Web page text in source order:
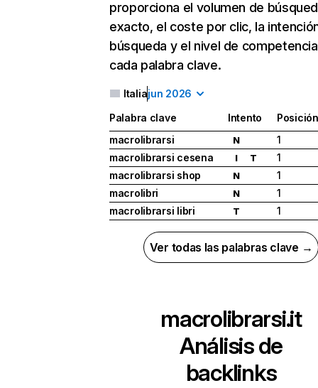
proporciona el volumen de
exacto, el coste por clic, la
búsqueda y el nivel de
cada palabra clave.
Italiajun 2026
Palabra clave Intento
Posición
macrolibrarsi
N
1
macrolibrarsi cesena
I T
1
macrolibrarsi shop
N
1
macrolibri
N
1
macrolibrarsi libri
T 1
Ver todas las palabras clave →
macrolibrarsi.it
Análisis de
backlinks